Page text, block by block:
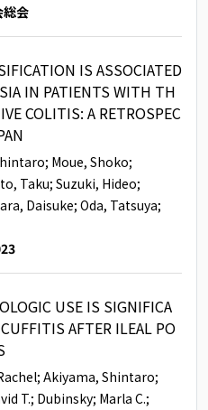
総会
IS ASSOCIATED
IN PATIENTS WITH TH
COLITIS: A RETROSPEC
; Moue, Shoko;
Taku; Suzuki, Hideo;
Daisuke; Oda, Tatsuya;
USE IS SIGNIFICA
AFTER ILEAL PO
; Akiyama, Shintaro;
T.; Dubinsky; Marla C.;